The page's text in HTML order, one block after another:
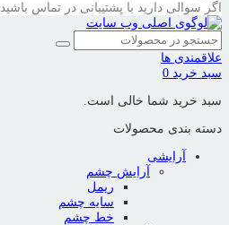
اگر سوالی دارید با پشتیبانی در تماس باشید
علاقمندی ها
سبد خرید 0
سبد خرید شما خالی است.
دسته بندی محصولات
آرایشی
آرایش چشم
ریمل
سایه چشم
خط چشم